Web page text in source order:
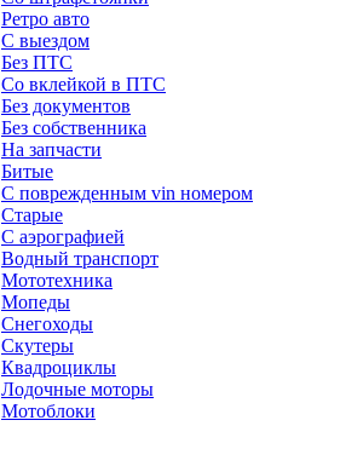
Ретро авто
С выездом
Без ПТС
Со вклейкой в ПТС
Без документов
Без собственника
На запчасти
Битые
С поврежденным vin номером
Старые
С аэрографией
Водный транспорт
Мототехника
Мопеды
Снегоходы
Скутеры
Квадроциклы
Лодочные моторы
Мотоблоки